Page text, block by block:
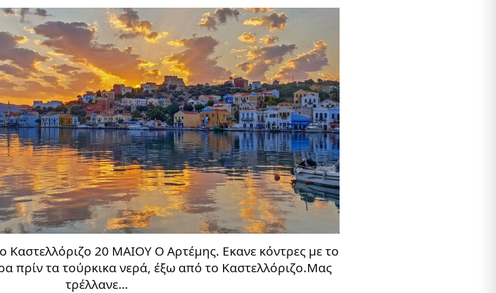
20 MAIOY O Αρτέμης. Εκανε κόντρες με το
πρίν τα τούρκικα νερά, έξω από το Καστελλόριζο.Μας
τρέλλανε…